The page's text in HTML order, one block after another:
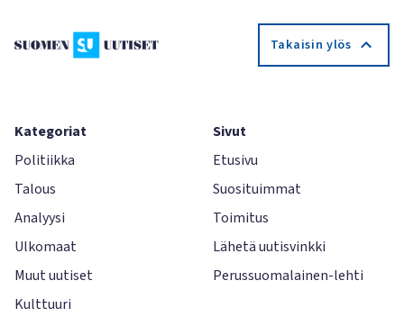
Takaisin ylös
Kategoriat
Politiikka
Talous
Analyysi
Ulkomaat
Muut uutiset
Kulttuuri
Sivut
Etusivu
Suosituimmat
Toimitus
Lähetä uutisvinkki
Perussuomalainen-lehti